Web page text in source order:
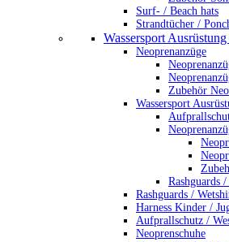
Surf- / Beach hats
Strandtücher /
Wassersport
Neoprenanzüge
Zubehör
Wassersport
Rashguards
Rashguards /
Harness Kinder /
Aufprallschutz /
Neoprenschuhe